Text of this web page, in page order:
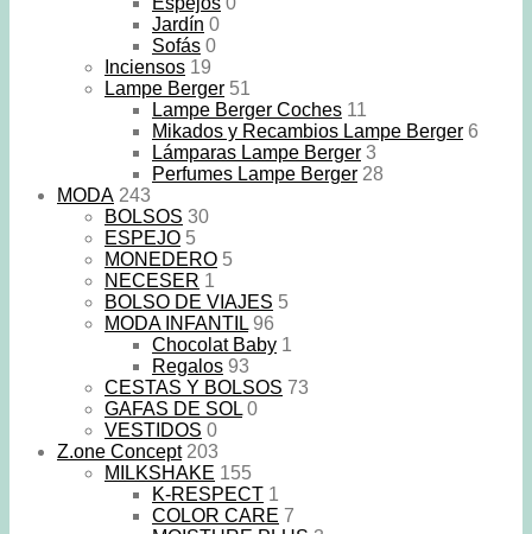
Jardín 0
Sofás 0
Inciensos 19
Lampe Berger 51
Lampe Berger Coches 11
Mikados y Recambios Lampe Berger 6
Lámparas Lampe Berger 3
Perfumes Lampe Berger 28
MODA 243
BOLSOS 30
ESPEJO 5
MONEDERO 5
NECESER 1
BOLSO DE VIAJES 5
MODA INFANTIL 96
Chocolat Baby 1
Regalos 93
CESTAS Y BOLSOS 73
GAFAS DE SOL 0
VESTIDOS 0
Z.one Concept 203
MILKSHAKE 155
K-RESPECT 1
COLOR CARE 7